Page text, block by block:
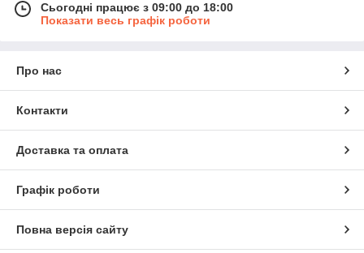
Сьогодні працює з 09:00 до 18:00
Показати весь графік роботи
Про нас
Контакти
Доставка та оплата
Графік роботи
Повна версія сайту